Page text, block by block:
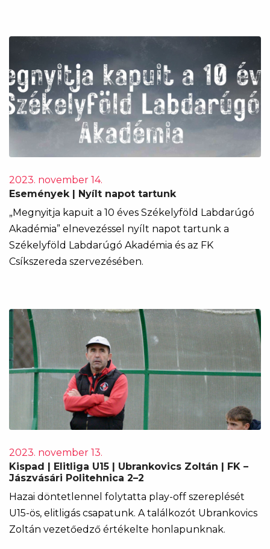
2023. november 14.
Események | Nyílt napot tartunk
„Megnyitja kapuit a 10 éves Székelyföld Labdarúgó
Akadémia” elnevezéssel nyílt napot tartunk a
Székelyföld Labdarúgó Akadémia és az FK
Csíkszereda szervezésében.
2023. november 13.
Kispad | Elitliga U15 | Ubrankovics Zoltán | FK –
Jászvásári Politehnica 2–2
Hazai döntetlennel folytatta play-off szereplését
U15-ös, elitligás csapatunk. A találkozót Ubrankovics
Zoltán vezetőedző értékelte honlapunknak.